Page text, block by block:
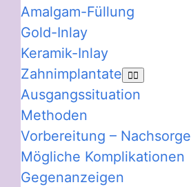
Amalgam-Füllung
Gold-Inlay
Keramik-Inlay
Zahnimplantate
Ausgangssituation
Methoden
Vorbereitung – Nachsorge
Mögliche Komplikationen
Gegenanzeigen